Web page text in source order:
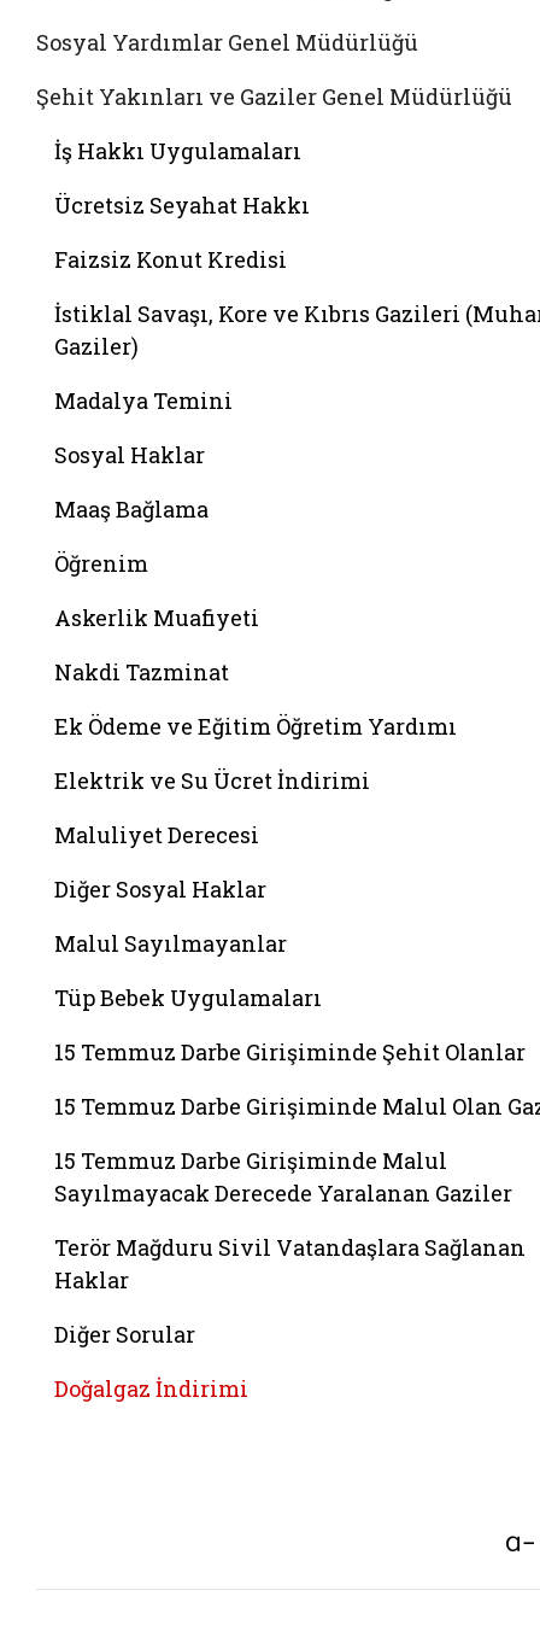
Sosyal Yardımlar Genel Müdürlüğü
Şehit Yakınları ve Gaziler Genel Müdürlüğü
İş Hakkı Uygulamaları
Ücretsiz Seyahat Hakkı
Faizsiz Konut Kredisi
İstiklal Savaşı, Kore ve Kıbrıs Gazileri
Gaziler)
Madalya Temini
Sosyal Haklar
Maaş Bağlama
Öğrenim
Askerlik Muafiyeti
Nakdi Tazminat
Ek Ödeme ve Eğitim Öğretim Yardımı
Elektrik ve Su Ücret İndirimi
Maluliyet Derecesi
Diğer Sosyal Haklar
Malul Sayılmayanlar
Tüp Bebek Uygulamaları
15 Temmuz Darbe Girişiminde Şehit Olanlar
15 Temmuz Darbe Girişiminde Malul Olan
15 Temmuz Darbe Girişiminde Malul
Sayılmayacak Derecede Yaralanan Gaziler
Terör Mağduru Sivil Vatandaşlara Sağlanan
Haklar
Diğer Sorular
Doğalgaz İndirimi